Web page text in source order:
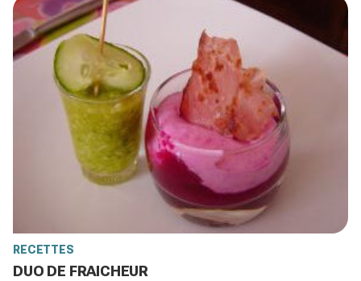
RECETTES
DUO DE FRAICHEUR